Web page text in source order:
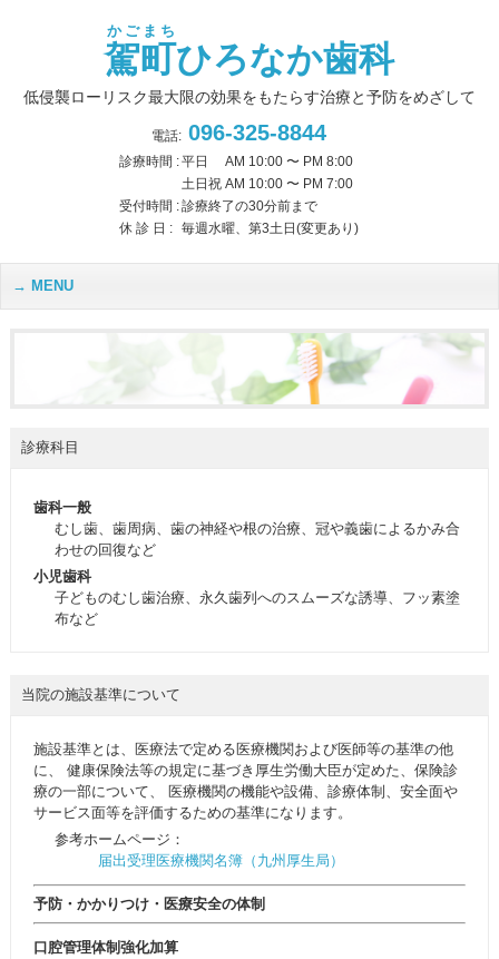
駕町
かごまち
ひろなか歯科
低侵襲ローリスク最大限の効果をもたらす治療と予防をめざして
電話:096-325-8844
診療時間 :平日
AM 10:00 〜 PM 8:00
土日祝 AM 10:00 〜 PM 7:00
受付時間 :診療終了の30分前まで
休 診 日 :
毎週水曜、第3土日(変更あり)
MENU
診療科目
歯科一般
むし歯、歯周病、歯の神経や根の治療、冠や義歯によるかみ合
わせの回復など
小児歯科
子どものむし歯治療、永久歯列へのスムーズな誘導、フッ素塗
布など
当院の施設基準について
施設基準とは、医療法で定める医療機関および医師等の基準の他
に、 健康保険法等の規定に基づき厚生労働大臣が定めた、保険診
療の一部について、 医療機関の機能や設備、診療体制、安全面や
サービス面等を評価するための基準になります。
参考ホームページ：
届出受理医療機関名簿（九州厚生局）
予防・かかりつけ・医療安全の体制
口腔管理体制強化加算